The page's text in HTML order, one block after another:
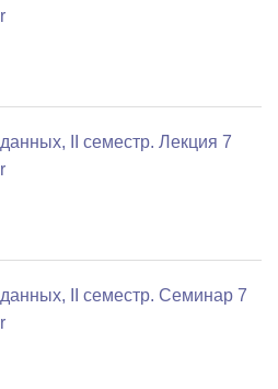
II семестр. Лекция 7
II семестр. Семинар 7